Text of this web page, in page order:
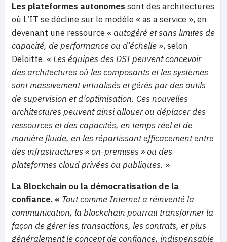
Les plateformes autonomes sont des architectures
où L’IT se décline sur le modèle « as a service », en
devenant une ressource « autogéré et sans limites de
capacité, de performance ou d’échelle », selon
Deloitte. « Les équipes des DSI peuvent concevoir
des architectures où les composants et les systèmes
sont massivement virtualisés et gérés par des outils
de supervision et d’optimisation. Ces nouvelles
architectures peuvent ainsi allouer ou déplacer des
ressources et des capacités, en temps réel et de
manière fluide, en les répartissant efficacement entre
des infrastructures « on-premises » ou des
plateformes cloud privées ou publiques. »
La Blockchain ou la démocratisation de la
confiance. « Tout comme Internet a réinventé la
communication, la blockchain pourrait transformer la
façon de gérer les transactions, les contrats, et plus
généralement le concept de confiance, indispensable